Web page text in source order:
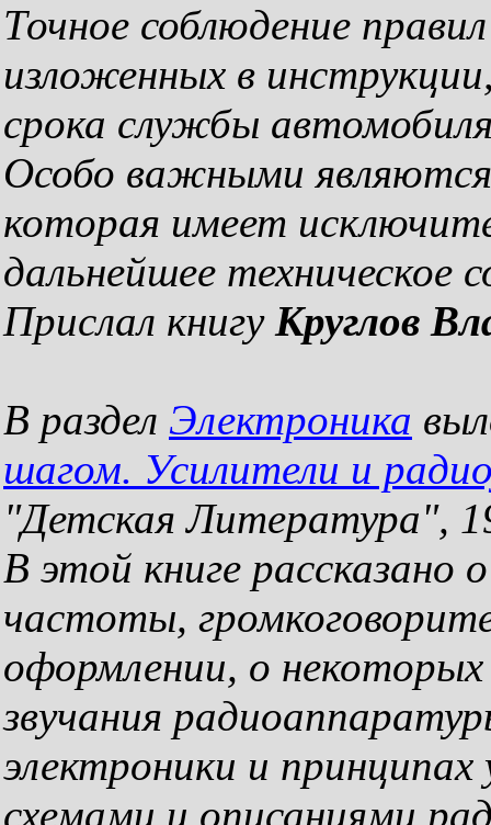
Точное соблюдение
изложенных в
срока службы
Особо важными являются
которая имеет
дальнейшее техническое
Прислал книгу Круглов
В раздел Электроника
шагом. Усилители и
"Детская Литература",
В этой книге рассказано
частоты,
оформлении, о некоторых
звучания
электроники и
схемами и описаниями